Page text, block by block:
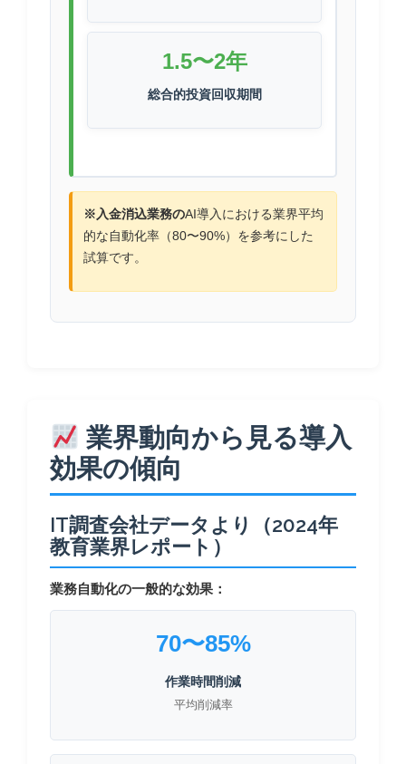
1.5〜2年
総合的投資回収期間
※入金消込業務のAI導入における業界平均
的な自動化率（80〜90%）を参考にした
試算です。
業界動向から見る導入
効果の傾向
IT調査会社データより（2024年
教育業界レポート）
業務自動化の一般的な効果：
70〜85%
作業時間削減
平均削減率